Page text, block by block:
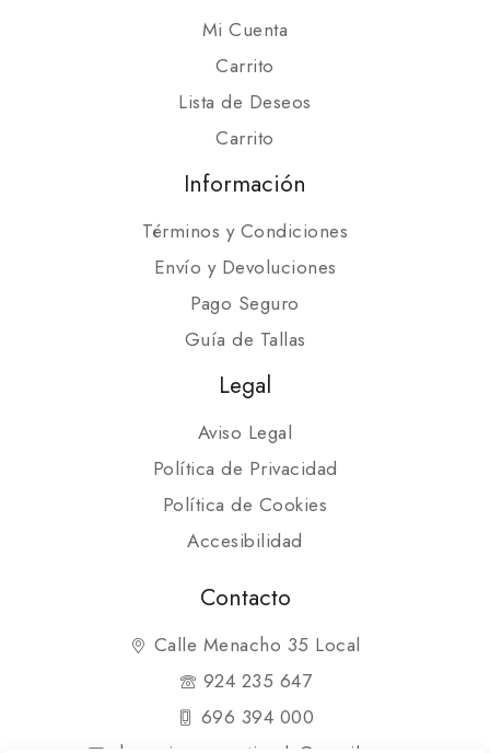
Mi Cuenta
Carrito
Lista de Deseos
Carrito
Información
Términos y Condiciones
Envío y Devoluciones
Pago Seguro
Guía de Tallas
Legal
Aviso Legal
Política de Privacidad
Política de Cookies
Accesibilidad
Contacto
Calle Menacho 35 Local
924 235 647
696 394 000